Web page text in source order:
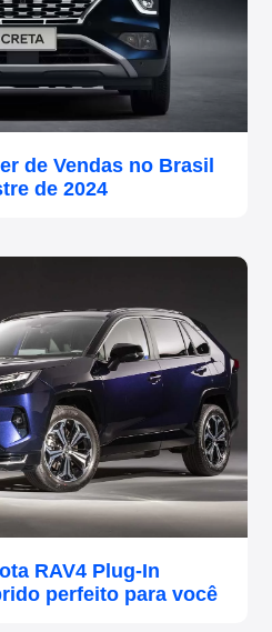
de Vendas no Brasil
de 2024
RAV4 Plug-In
perfeito para você